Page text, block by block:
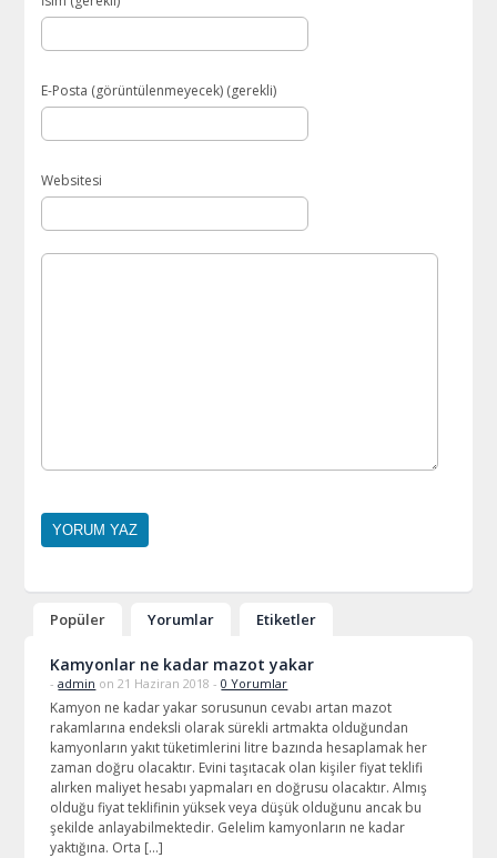
E-Posta (görüntülenmeyecek) (gerekli)
Websitesi
Popüler Yorumlar Etiketler
Kamyonlar ne kadar mazot yakar
-admin on 21 Haziran 2018 -0 Yorumlar
Kamyon ne kadar yakar sorusunun cevabı artan mazot
rakamlarına endeksli olarak sürekli artmakta olduğundan
kamyonların yakıt tüketimlerini litre bazında hesaplamak her
zaman doğru olacaktır. Evini taşıtacak olan kişiler fiyat teklifi
alırken maliyet hesabı yapmaları en doğrusu olacaktır. Almış
olduğu fiyat teklifinin yüksek veya düşük olduğunu ancak bu
şekilde anlayabilmektedir. Gelelim kamyonların ne kadar
yaktığına. Orta […]